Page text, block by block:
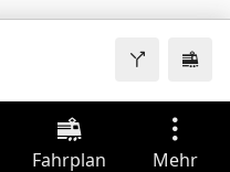
Fahrplan Mehr